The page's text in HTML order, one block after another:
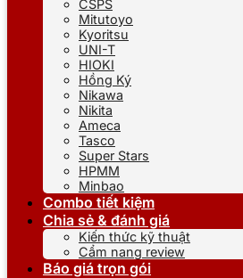
CSPS
Mitutoyo
Kyoritsu
UNI-T
HIOKI
Hồng Ký
Nikawa
Nikita
Ameca
Tasco
Super Stars
HPMM
Minbao
Combo tiết kiệm
Chia sẻ & đánh giá
Kiến thức kỹ thuật
Cẩm nang review
Báo giá trọn gói